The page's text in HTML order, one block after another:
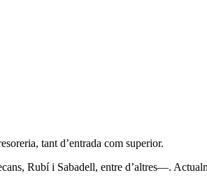
tant d’entrada com superior.
Rubí i Sabadell, entre d’altres—.